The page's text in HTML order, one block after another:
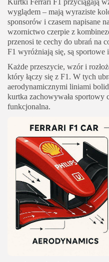
Kurtki Ferrari F1 przyciągają
wyglądem – mają wyraziste
sponsorów i czasem napisane
wzornictwo czerpie z
przenosi te cechy do ubrań na
F1 wyróżniają się, są sportowe
Każde przeszycie, wzór i
który łączy się z F1. W tych
aerodynamicznymi liniami
kurtka zachowywała sportowy
funkcjonalna.